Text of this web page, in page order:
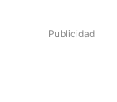
Publicidad